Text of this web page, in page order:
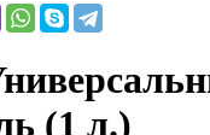
(1 л.)